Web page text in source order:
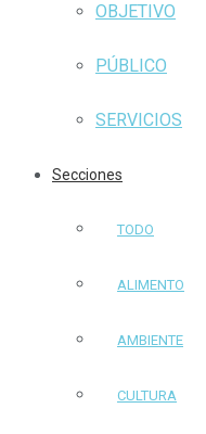
OBJETIVO
PÚBLICO
SERVICIOS
Secciones
TODO
ALIMENTO
AMBIENTE
CULTURA